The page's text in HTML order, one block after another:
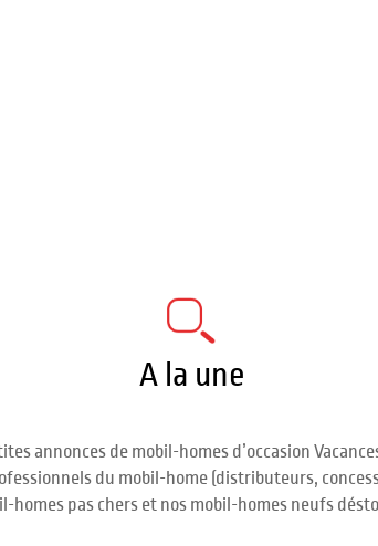
A la une
annonces de mobil-homes d’occasion
du mobil-home (distributeurs,
homes pas chers et nos mobil-homes neufs